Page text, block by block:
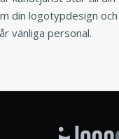
din logotypdesign
vänliga personal.